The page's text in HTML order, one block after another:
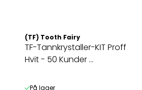
(TF) Tooth Fairy
TF-Tannkrystaller-KIT Proff
Hvit - 50 Kunder ...
På lager